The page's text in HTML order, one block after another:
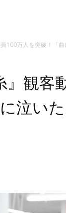
100万人を突破！「
』観客
泣い